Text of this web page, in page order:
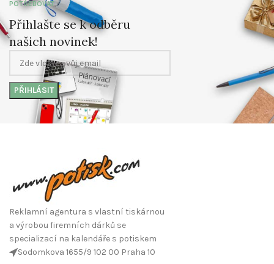
POTŘEBOVAT
Přihlašte se k odběru
našich novinek!
Reklamní agentura s vlastní tiskárnou
a výrobou firemních dárků se
specializací na kalendáře s potiskem
Sodomkova 1655/9 102 00 Praha 10